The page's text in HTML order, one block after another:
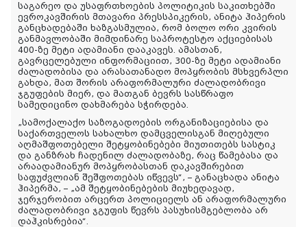
საგარეო და უსაფრთხოების პოლიტიკის საკითხებში
ევროკავშირის მთავარი პრესსპიკერის, ანიტა ჰიპერის
განცხადებაში ხაზგასმულია, რომ ბოლო ორი კვირის
განმავლობაში მიმდინარე საპროტესტო აქციებისას
400-ზე მეტი ადამიანი დააკავეს. ამასთან,
გავრცელებული ინფორმაციით, 300-ზე მეტი ადამიანი
ძალადობისა და არასათანადო მოპყრობის მსხვერპლი
გახდა, მათ შორის არაფორმალური ძალადობრივი
ჯგუფების მიერ, და მათგან ბევრს სასწრაფო
სამედიცინო დახმარება სჭირდება.
„სამოქალაქო საზოგადოების ორგანიზაციებისა და
საქართველოს სახალხო დამცველისგან მიღებული
აღმაშფოთებელი შეტყობინებები მიუთითებს სასტიკ
და განზრახ ჩადენილ ძალადობაზე, რაც წამებასა და
არაადამიანურ მოპყრობასთან დაკავშირებით
საფუძვლიან შეშფოთებას იწვევს“, – განაცხადა ანიტა
ჰიპერმა, – „ამ შეტყობინებების მიუხედავად,
ჯერჯერობით არცერთ პოლიციელს ან არაფორმალური
ძალადობრივი ჯგუფის წევრს პასუხისმგებლობა არ
დაჰკისრებია“.